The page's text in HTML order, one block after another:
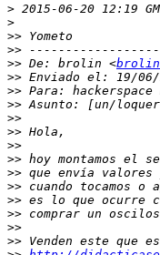
> 2015-06-20 12:19
>
>>
>>
>> De: brolin <
>>
>> Para:
>>
>>
>>
>>
>>
>>
>>
>>
>>
>>
>>